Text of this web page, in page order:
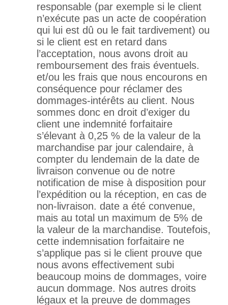
responsable (par exemple si le client
n’exécute pas un acte de coopération
qui lui est dû ou le fait tardivement) ou
si le client est en retard dans
l’acceptation, nous avons droit au
remboursement des frais éventuels.
et/ou les frais que nous encourons en
conséquence pour réclamer des
dommages-intérêts au client. Nous
sommes donc en droit d’exiger du
client une indemnité forfaitaire
s’élevant à 0,25 % de la valeur de la
marchandise par jour calendaire, à
compter du lendemain de la date de
livraison convenue ou de notre
notification de mise à disposition pour
l’expédition ou la réception, en cas de
non-livraison. date a été convenue,
mais au total un maximum de 5% de
la valeur de la marchandise. Toutefois,
cette indemnisation forfaitaire ne
s’applique pas si le client prouve que
nous avons effectivement subi
beaucoup moins de dommages, voire
aucun dommage. Nos autres droits
légaux et la preuve de dommages